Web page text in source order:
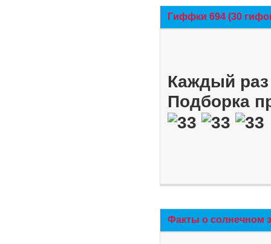
Гиффки 694 (30
Каждый
Подборка
Факты о солнечном